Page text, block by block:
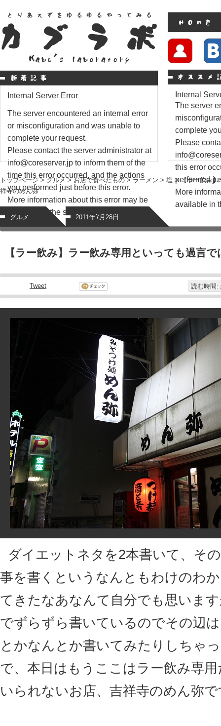
Internal Server Error
The server encountered an internal error
or misconfiguration and was unable to
complete your request.
Please contact the server administrator at
info@coreserver.jp to inform them of the
time this error occurred, and the actions
you performed just before this error.
More information about this error may be
available in the server error log.
Internal
The server
complete
Please
this error
performed
More
available in
トップページ >グルメ >お店で食べたもの> ラーメン > 塩 > 【ラー飲み】
祥寺のめん弥
グルメ 2011年7月28日
【ラー飲み】ラー飲み専用といっても過言
Tweet 読む時間:
ダイエットネタを2本書いて、そ
事を書くというなんともわけのわ
てきたなあなんて自分でも思いま
でずらずら書いているのでその辺
とかなんとか書いてみたりしちゃ
で、本日はもうここはラー飲み専
いられないお店、吉祥寺のめん弥